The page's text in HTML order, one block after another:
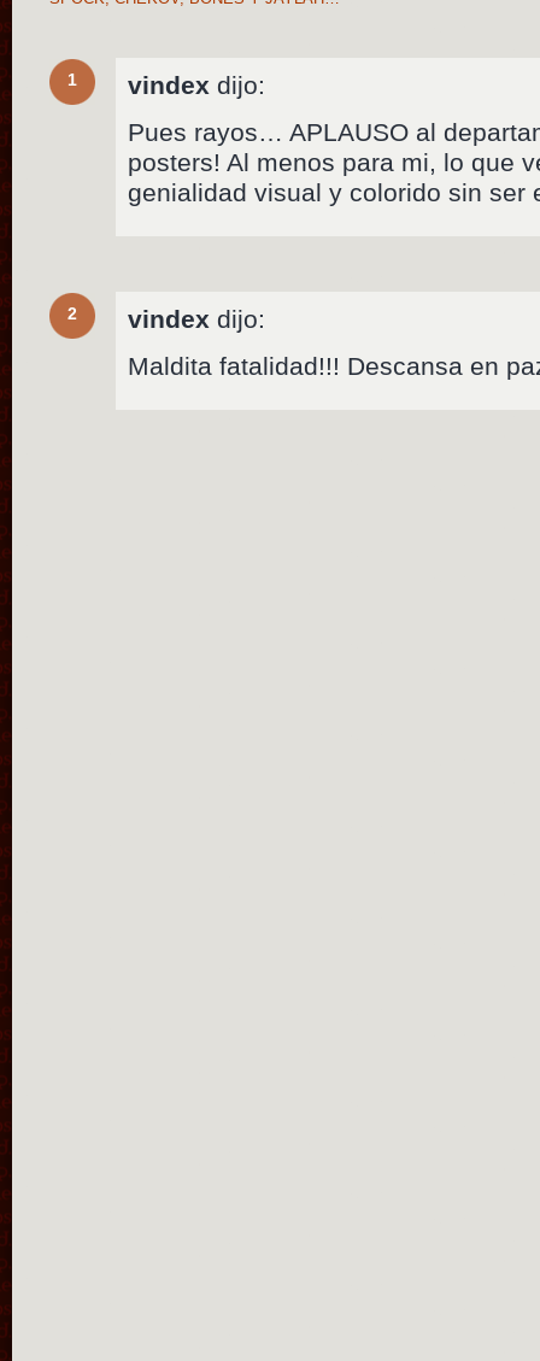
1 vindex dijo:
Pues rayos… APLAUSO al
posters! Al menos para mi, lo que
genialidad visual y colorido sin ser
2 vindex dijo:
Maldita fatalidad!!! Descansa en